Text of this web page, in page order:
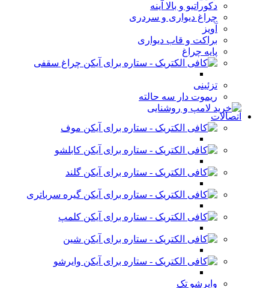
دکوراتیو و بالا آینه
چراغ دیواری و سردری
آویز
براکت و قاب دیواری
پایه چراغ
چراغ سقفی
تزئینی
ریموت دار سه حالته
اتصالات
موف
کابلشو
گلند
گیره سرباتری
کلمپ
شین
وایرشو
وایرشو تک